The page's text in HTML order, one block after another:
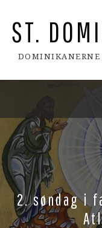
ST.
DOMINIKANERNE
content
2. søndag i